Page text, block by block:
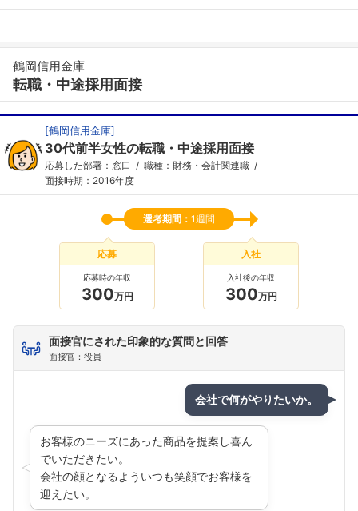
鶴岡信用金庫
転職・中途採用面接
[鶴岡信用金庫]
30代前半女性の転職・中途採用面接
応募した部署：窓口
職種：財務・会計関連職
面接時期：2016年度
選考期間： 1週間
応募
応募時の年収
300万円
入社
入社後の年収
300万円
面接官にされた印象的な質問と回答
面接官：役員
会社で何がやりたいか。
お客様のニーズにあった商品を提案し喜ん
でいただきたい。
会社の顔となるよういつも笑顔でお客様を
迎えたい。